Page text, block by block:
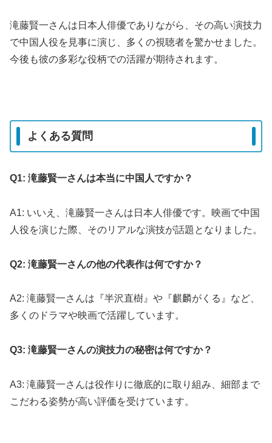
滝藤賢一さんは日本人俳優でありながら、その高い演技力
で中国人役を見事に演じ、多くの視聴者を驚かせました。
今後も彼の多彩な役柄での活躍が期待されます。
よくある質問
Q1: 滝藤賢一さんは本当に中国人ですか？
A1: いいえ、滝藤賢一さんは日本人俳優です。映画で中国
人役を演じた際、そのリアルな演技が話題となりました。
Q2: 滝藤賢一さんの他の代表作は何ですか？
A2: 滝藤賢一さんは『半沢直樹』や『麒麟がくる』など、
多くのドラマや映画で活躍しています。
Q3: 滝藤賢一さんの演技力の秘密は何ですか？
A3: 滝藤賢一さんは役作りに徹底的に取り組み、細部まで
こだわる姿勢が高い評価を受けています。